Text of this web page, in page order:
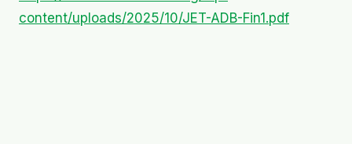
content/uploads/2025/10/JET-ADB-Fin1.pdf